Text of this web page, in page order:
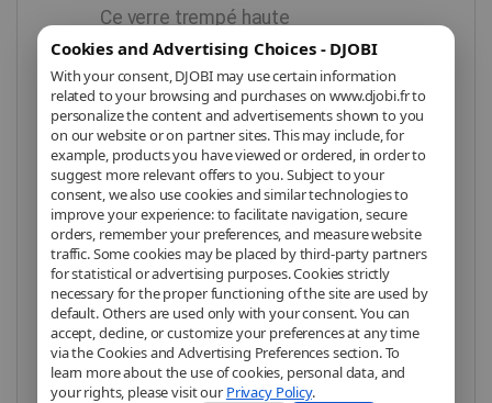
Cookies and Advertising Choices - DJOBI
With your consent, DJOBI may use certain information
related to your browsing and purchases on www.djobi.fr to
personalize the content and advertisements shown to you
on our website or on partner sites. This may include, for
example, products you have viewed or ordered, in order to
suggest more relevant offers to you. Subject to your
consent, we also use cookies and similar technologies to
improve your experience: to facilitate navigation, secure
orders, remember your preferences, and measure website
traffic. Some cookies may be placed by third-party partners
for statistical or advertising purposes. Cookies strictly
necessary for the proper functioning of the site are used by
default. Others are used only with your consent. You can
accept, decline, or customize your preferences at any time
via the Cookies and Advertising Preferences section. To
learn more about the use of cookies, personal data, and
your rights, please visit our Privacy Policy.
Ce verre trempé haute
transparencepréserve
parfaitement la clarté de votre
écrantout en le protégeant
contre les rayures, les impacts et
les traces de doigts. Son
traitement oléophobe réduit les
salissures tout en conservant une
sensibilité tactile impeccable.